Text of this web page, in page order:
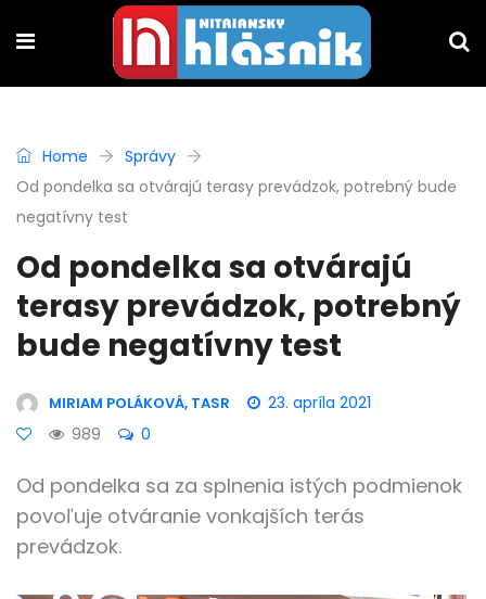
Home
Správy
Od pondelka sa otvárajú terasy prevádzok, potrebný bude
negatívny test
Od pondelka sa otvárajú
terasy prevádzok, potrebný
bude negatívny test
MIRIAM POLÁKOVÁ, TASR
23. apríla 2021
989
0
Od pondelka sa za splnenia istých podmienok
povoľuje otváranie vonkajších terás
prevádzok.